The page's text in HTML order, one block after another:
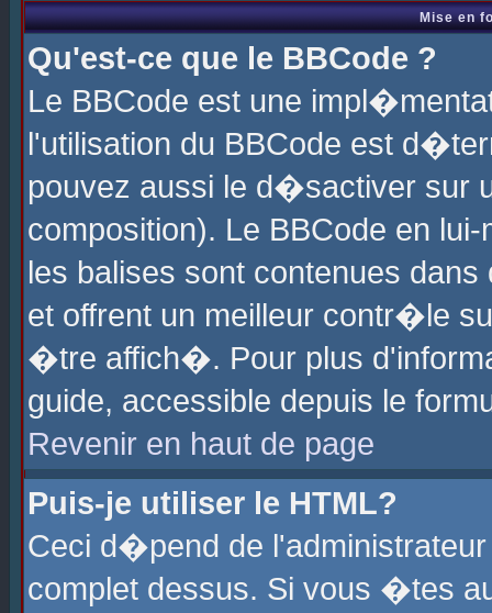
Mise en
Qu'est-ce que le BBCode ?
Le BBCode est une
l'utilisation du BBCode est
pouvez aussi le d�sactiver sur
composition). Le BBCode en
les balises sont contenues
et offrent un meilleur contr�le
�tre affich�. Pour plus
guide, accessible depuis le
Revenir en haut de page
Puis-je utiliser le HTML?
Ceci d�pend de
complet dessus. Si vous �tes